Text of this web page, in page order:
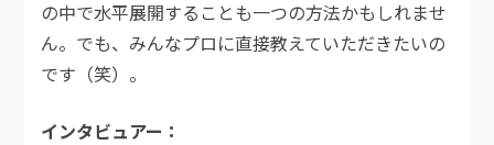
の中で水平展開することも一つの方法かもしれませ
ん。でも、みんなプロに直接教えていただきたいの
です（笑）。
インタビュアー